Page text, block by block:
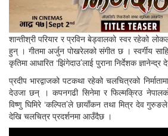
शान्तीश्री परियार र प्रविन बेड्वालको स्वर रहेको
हुन् । गीतमा अर्जुन पोखरेलको संगीत छ । स्वर्गीय
कृतिमा आधारित ‘झिंगेदाउ’लाई पुराना निर्देशक
प्रदीप भारद्वाजको पटकथा रहेको चलचित्रको
देउजा छन् । कपनगढी सिनेमा र फिल्मक्रिउ
विष्णु घिमिरे ‘कल्पित’ले छायाँकन तथा मित्र देव
देखि चलचित्र प्रदर्शनमा आउँदैछ ।